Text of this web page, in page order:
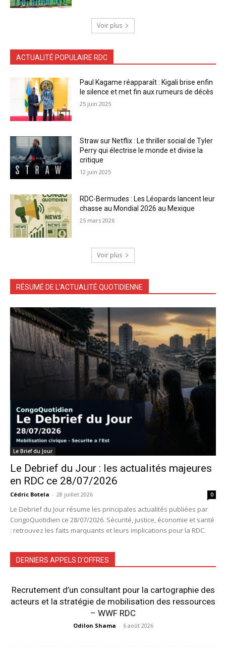
Voir plus
ACTUALITÉ POPULAIRE RDC
Paul Kagame réapparaît : Kigali brise enfin
le silence et met fin aux rumeurs de décès
25 juin 2025
Straw sur Netflix : Le thriller social de Tyler
Perry qui électrise le monde et divise la
critique
12 juin 2025
RDC-Bermudes : Les Léopards lancent leur
chasse au Mondial 2026 au Mexique
25 mars 2026
Voir plus
RÉSUMÉ DE L'ACTUALITÉ QUOTIDIENNE
Le Brief du Jour
Le Debrief du Jour : les actualités majeures
en RDC ce 28/07/2026
Cédric Botela - 28 juillet 2026 0
Le Debrief du Jour résume les principales actualités publiées par
CongoQuotidien ce 28/07/2026. Sécurité, justice, économie et santé
: retrouvez les faits marquants et leurs implications pour la RDC.
DERNIERS APPELS D'OFFRES
Recrutement d’un consultant pour la cartographie des
acteurs et la stratégie de mobilisation des ressources
– WWF RDC
Odilon Shama - 6 août 2026